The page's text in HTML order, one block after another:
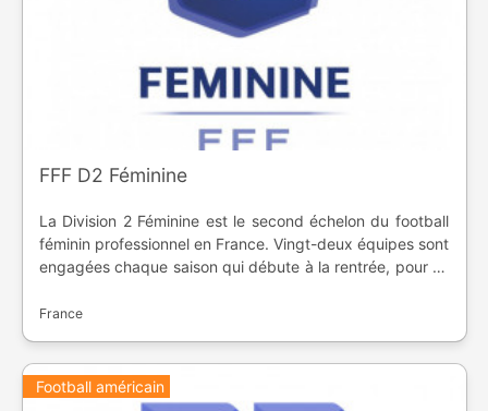
FFF D2 Féminine
La Division 2 Féminine est le second échelon du football
féminin professionnel en France. Vingt-deux équipes sont
engagées chaque saison qui débute à la rentrée, pour se
en 1982, avant de disparaitre en 1986. Il faudra attendre
France
Football américain